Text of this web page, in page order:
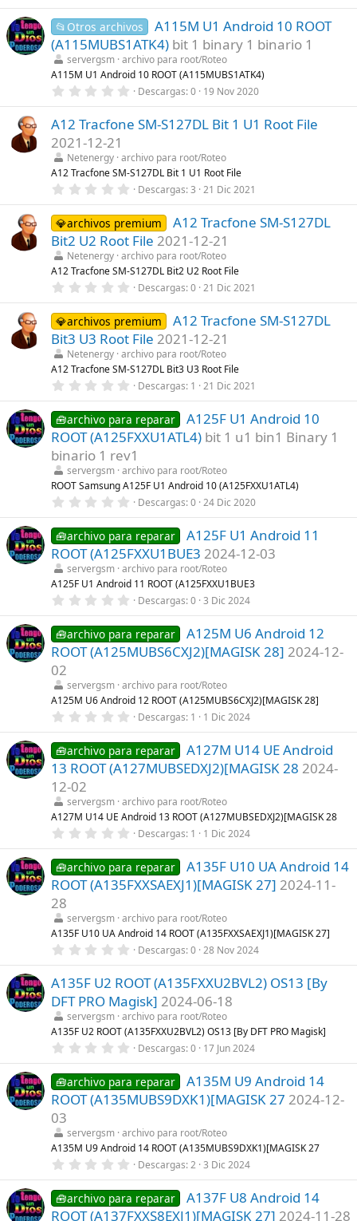
l
a
(
s
)
0
0
e
s
t
r
e
l
(
📂Otros archivos
A115M U1 Android 10 ROOT
(A115MUBS1ATK4) bit 1 binary 1 binario 1
servergsm archivo para root/Roteo
A115M U1 Android 10 ROOT (A115MUBS1ATK4)
0
0
0
e
t
r
e
l
a
(
s
Descargas 0 19 Nov 2020
A12 Tracfone SM-S127DL Bit 1 U1 Root File
2021-12-21
Netenergy archivo para root/Roteo
A12 Tracfone SM-S127DL Bit 1 U1 Root File
0
0
0
e
s
t
r
e
l
a
(
s
Descargas 3 21 Dic 2021
💎archivos premium
A12 Tracfone SM-S127DL
Bit2 U2 Root File 2021-12-21
Netenergy archivo para root/Roteo
A12 Tracfone SM-S127DL Bit2 U2 Root File
0
0
0
e
s
t
r
e
l
a
(
s
)
Descargas 0 21 Dic 2021
💎archivos premium
A12 Tracfone SM-S127DL
Bit3 U3 Root File 2021-12-21
Netenergy archivo para root/Roteo
A12 Tracfone SM-S127DL Bit3 U3 Root File
0
0
0
e
s
t
r
e
l
a
(
s
)
Descargas 1 21 Dic 2021
🧰archivo para reparar
A125F U1 Android 10
ROOT (A125FXXU1ATL4) bit 1 u1 bin1 Binary 1
binario 1 rev1
servergsm archivo para root/Roteo
ROOT Samsung A125F U1 Android 10 (A125FXXU1ATL4)
0
0
0
e
s
t
r
e
l
a
(
s
)
Descargas 0 24 Dic 2020
🧰archivo para reparar
A125F U1 Android 11
ROOT (A125FXXU1BUE3 2024-12-03
servergsm archivo para root/Roteo
A125F U1 Android 11 ROOT (A125FXXU1BUE3
0
0
0
e
s
e
l
a
(
s
)
Descargas 0 3 Dic 2024
🧰archivo para reparar
A125M U6 Android 12
ROOT (A125MUBS6CXJ2)[MAGISK 28] 2024-12-
02
servergsm archivo para root/Roteo
A125M U6 Android 12 ROOT (A125MUBS6CXJ2)[MAGISK 28]
0
0
0
e
s
e
l
a
(
s
)
Descargas 1 1 Dic 2024
🧰archivo para reparar
A127M U14 UE Android
13 ROOT (A127MUBSEDXJ2)[MAGISK 28 2024-
12-02
servergsm archivo para root/Roteo
A127M U14 UE Android 13 ROOT (A127MUBSEDXJ2)[MAGISK 28
0
0
0
e
s
e
l
a
(
s
)
Descargas 1 1 Dic 2024
🧰archivo para reparar
A135F U10 UA Android 14
ROOT (A135FXXSAEXJ1)[MAGISK 27] 2024-11-
28
servergsm archivo para root/Roteo
A135F U10 UA Android 14 ROOT (A135FXXSAEXJ1)[MAGISK 27]
0
0
0
e
s
t
r
e
l
a
(
s
)
Descargas 0 28 Nov 2024
A135F U2 ROOT (A135FXXU2BVL2) OS13 [By
DFT PRO Magisk] 2024-06-18
servergsm archivo para root/Roteo
A135F U2 ROOT (A135FXXU2BVL2) OS13 [By DFT PRO Magisk]
0
0
0
e
s
e
l
a
(
s
)
Descargas 0 17 Jun 2024
🧰archivo para reparar
A135M U9 Android 14
ROOT (A135MUBS9DXK1)[MAGISK 27 2024-12-
03
servergsm archivo para root/Roteo
A135M U9 Android 14 ROOT (A135MUBS9DXK1)[MAGISK 27
0
0
0
e
Descargas 2 3 Dic 2024
🧰archivo para reparar
A137F U8 Android 14
ROOT (A137FXXS8EXJ1)[MAGISK 27] 2024-11-28